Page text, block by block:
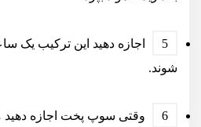
اجازه دهید این ترکیب یک
شوند.
وقتی سوپ پخت اجازه دهید